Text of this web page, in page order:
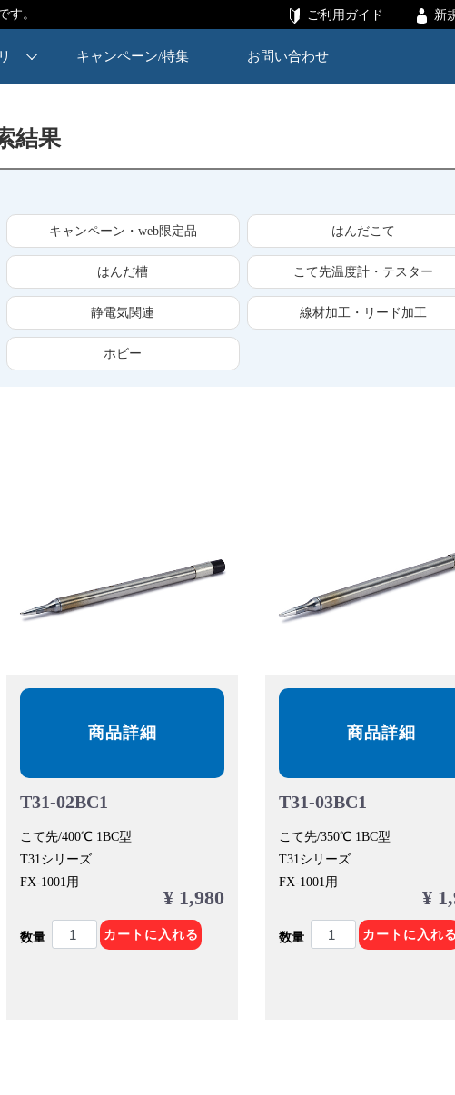
す。 ご利用ガイド 新
キャンペーン/特集 お問い合わせ
結果
キャンペーン・web限定品 はんだこて
はんだ槽 こて先温度計・テスター
静電気関連 線材加工・リード加工
ホビー
商品詳細
T31-02BC1
こて先/400℃ 1BC型
T31シリーズ
FX-1001用
¥ 1,980
数量 カートに入れる
商品詳細
T31-03BC1
こて先/350℃ 1BC型
T31シリーズ
FX-1001用
¥
数量 カートに入れる